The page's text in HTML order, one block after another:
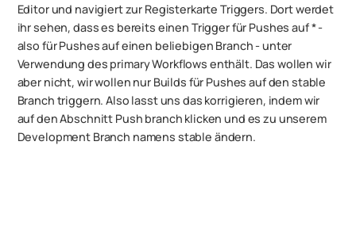
Editor und navigiert zur Registerkarte Triggers. Dort werdet
ihr sehen, dass es bereits einen Trigger für Pushes auf * -
also für Pushes auf einen beliebigen Branch - unter
Verwendung des primary Workflows enthält. Das wollen wir
aber nicht, wir wollen nur Builds für Pushes auf den stable
Branch triggern. Also lasst uns das korrigieren, indem wir
auf den Abschnitt Push branch klicken und es zu unserem
Development Branch namens stable ändern.